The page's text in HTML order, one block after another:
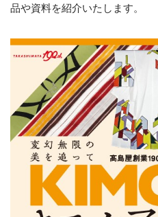
品や資料を紹介いたします。